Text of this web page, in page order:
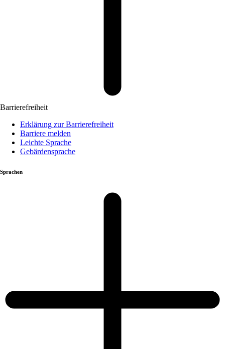
Barrierefreiheit
Erklärung zur Barrierefreiheit
Barriere melden
Leichte Sprache
Gebärdensprache
Sprachen